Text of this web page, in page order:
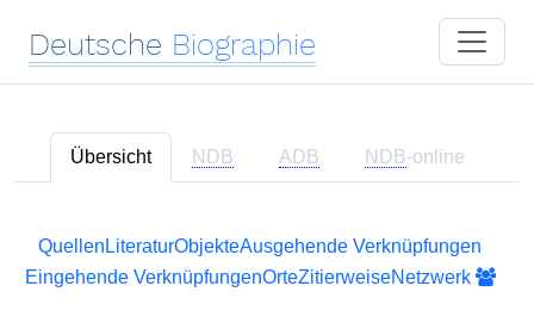
Deutsche Biographie
Übersicht NDB ADB NDB-online
Quellen LiteraturObjekteAusgehende Verknüpfungen
Eingehende VerknüpfungenOrteZitierweiseNetzwerk